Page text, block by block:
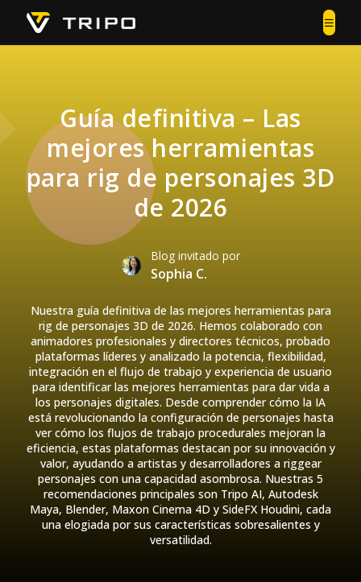
Guía definitiva – Las
mejores herramientas
para rig de personajes 3D
de 2026
Blog invitado por
Sophia C.
Nuestra guía definitiva de las mejores herramientas para
rig de personajes 3D de 2026. Hemos colaborado con
animadores profesionales y directores técnicos, probado
plataformas líderes y analizado la potencia, flexibilidad,
integración en el flujo de trabajo y experiencia de usuario
para identificar las mejores herramientas para dar vida a
los personajes digitales. Desde comprender cómo la IA
está revolucionando la configuración de personajes hasta
ver cómo los flujos de trabajo procedurales mejoran la
eficiencia, estas plataformas destacan por su innovación y
valor, ayudando a artistas y desarrolladores a riggear
personajes con una capacidad asombrosa. Nuestras 5
recomendaciones principales son Tripo AI, Autodesk
Maya, Blender, Maxon Cinema 4D y SideFX Houdini, cada
una elogiada por sus características sobresalientes y
versatilidad.